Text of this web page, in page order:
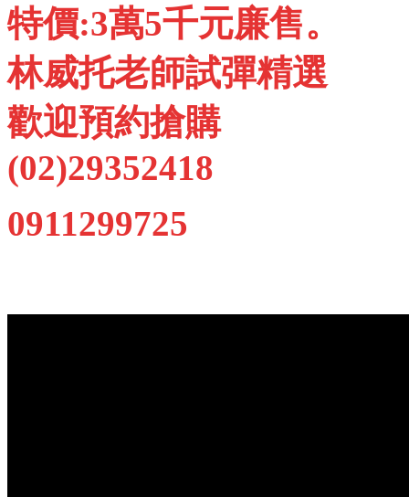
特價:3萬5千元廉售。
林威托老師試彈精選
歡迎預約搶購
(02)29352418
0911299725